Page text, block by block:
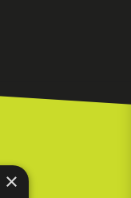
×